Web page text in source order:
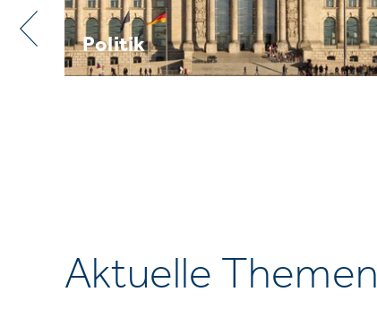
Praxis
Aktuelle Themen